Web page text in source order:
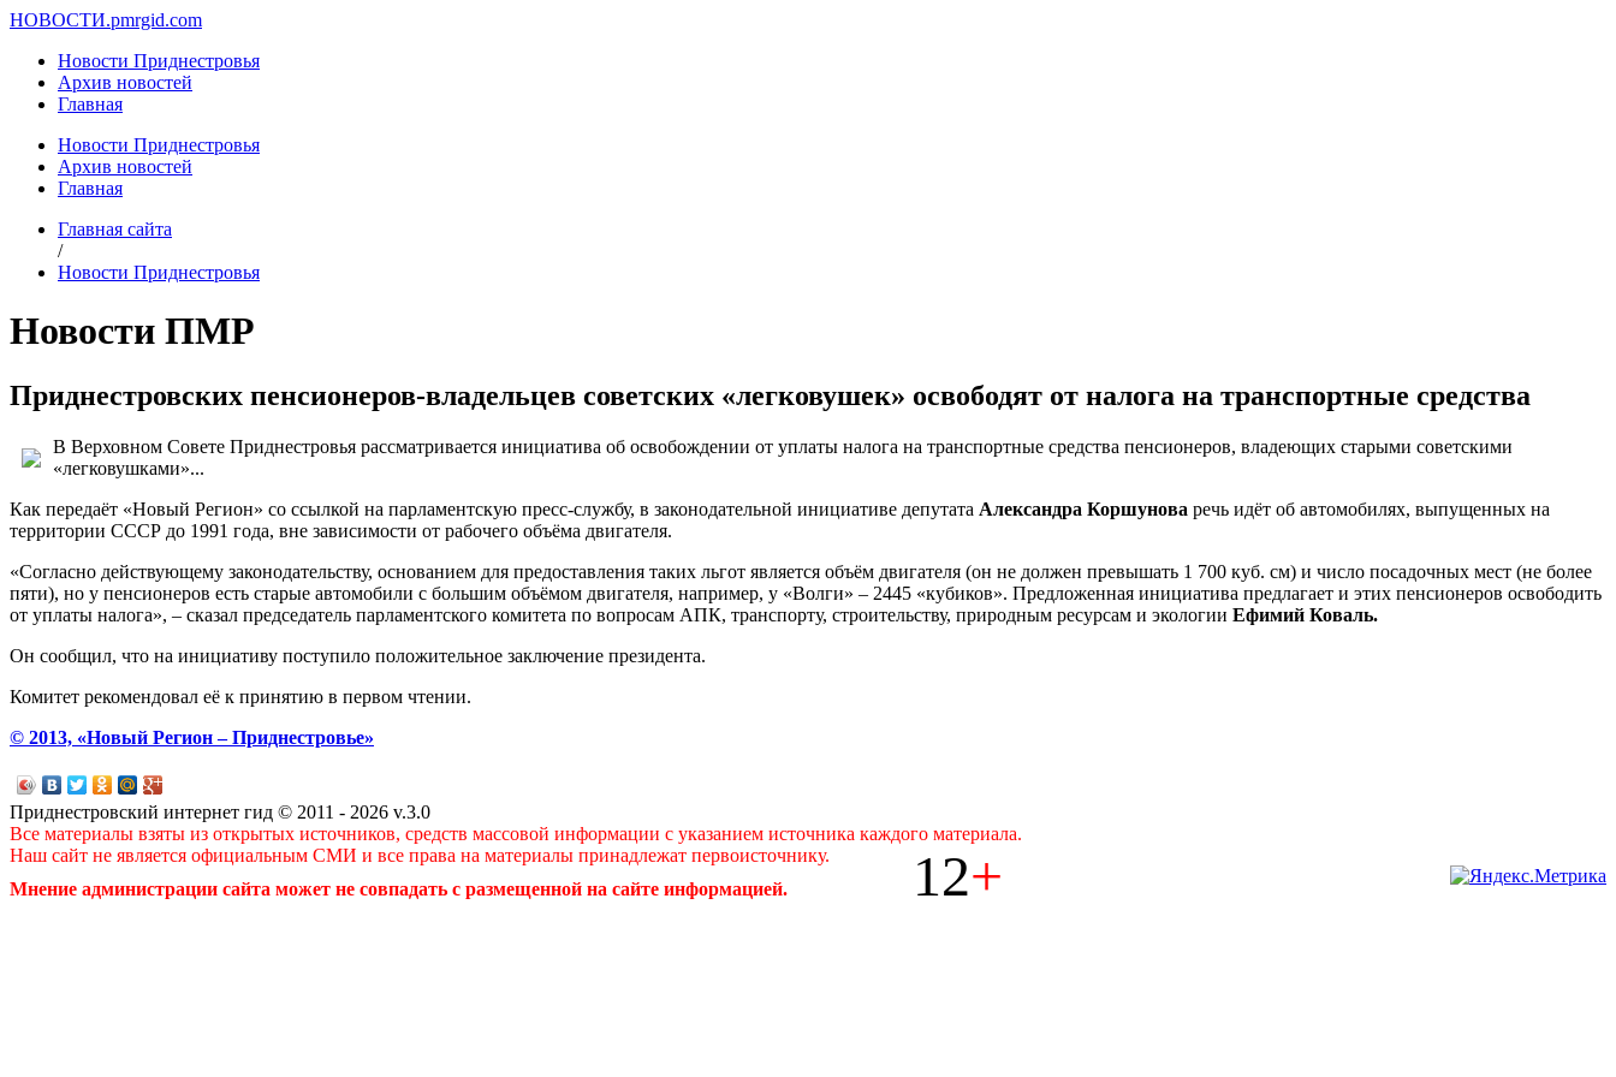
НОВОСТИ.pmrgid.com
Новости Приднестровья
Архив новостей
Главная
Новости Приднестровья
Архив новостей
Главная
Главная сайта
/
Новости Приднестровья
Новости ПМР
Приднестровских пенсионеров-владельцев советских «легковушек» освободят от налога на транспортные средства
В Верховном Совете Приднестровья рассматривается инициатива об освобождении от уплаты налога на транспортные средства пенсионеров, владеющих старыми советскими
«легковушками»...
Как передаёт «Новый Регион» со ссылкой на парламентскую пресс-службу, в законодательной инициативе депутата Александра Коршунова речь идёт об автомобилях, выпущенных на
территории СССР до 1991 года, вне зависимости от рабочего объёма двигателя.
«Согласно действующему законодательству, основанием для предоставления таких льгот является объём двигателя (он не должен превышать 1 700 куб. см) и число посадочных мест (не более
пяти), но у пенсионеров есть старые автомобили с большим объёмом двигателя, например, у «Волги» – 2445 «кубиков». Предложенная инициатива предлагает и этих пенсионеров освободить
от уплаты налога», – сказал председатель парламентского комитета по вопросам АПК, транспорту, строительству, природным ресурсам и экологии Ефимий Коваль.
Он сообщил, что на инициативу поступило положительное заключение президента.
Комитет рекомендовал её к принятию в первом чтении.
© 2013, «Новый Регион – Приднестровье»
Приднестровский интернет гид © 2011 - 2026 v.3.0
Все материалы взяты из открытых источников, средств массовой информации с указанием источника каждого материала.
Наш сайт не является официальным СМИ и все права на материалы принадлежат первоисточнику.
Мнение администрации сайта может не совпадать с размещенной на сайте информацией.
12+